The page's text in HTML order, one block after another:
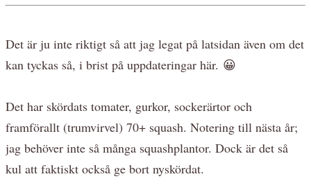
Det är ju inte riktigt så att jag legat på latsidan även om det
kan tyckas så, i brist på uppdateringar här. 😀
Det har skördats tomater, gurkor, sockerärtor och
framförallt (trumvirvel) 70+ squash. Notering till nästa år;
jag behöver inte så många squashplantor. Dock är det så
kul att faktiskt också ge bort nyskördat.